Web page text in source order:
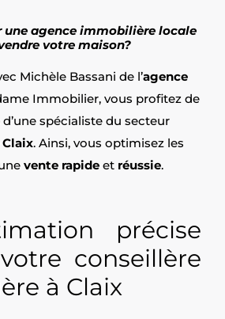
une agence immobilière locale
votre maison?
Michèle Bassani de l’agence
Immobilier, vous profitez de
d’une spécialiste du secteur
. Ainsi, vous optimisez les
vente rapideet réussie.
précise
conseillère
à Claix